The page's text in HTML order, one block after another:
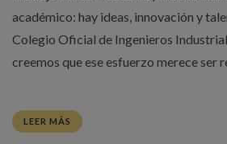
académico: hay ideas, innovación y
Colegio Oficial de Ingenieros
creemos que ese esfuerzo merece ser
LEER MÁS